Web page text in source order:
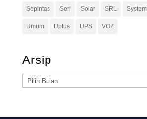
Sepintas Seri Solar SRL System
Umum Uplus UPS VOZ
Arsip
Arsip